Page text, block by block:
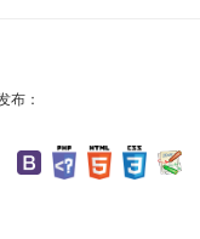
布：